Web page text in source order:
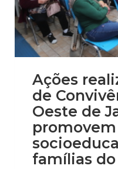
Ações
de
Oeste de
famílias do